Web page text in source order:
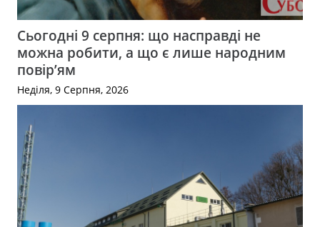
Сьогодні 9 серпня: що насправді не
можна робити, а що є лише народним
повір’ям
Неділя, 9 Серпня, 2026